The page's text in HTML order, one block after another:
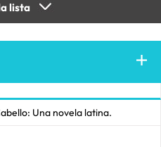
lista
Una novela latina.